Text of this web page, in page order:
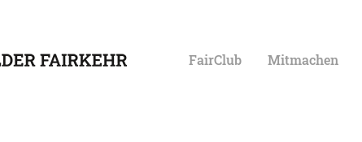
FairClub Mitmachen